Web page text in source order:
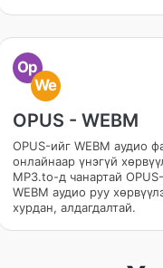
Op
We
OPUS - WEBM
OPUS-ийг WEBM аудио
онлайнаар үнэгүй
MP3.to-д чанартай
WEBM аудио руу
хурдан, алдагдалтай.